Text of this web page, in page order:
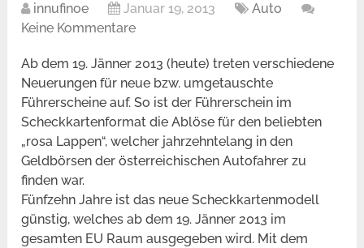
innufinoe Januar 19, 2013
Auto
Keine Kommentare
Ab dem 19. Jänner 2013 (heute) treten verschiedene
Neuerungen für neue bzw. umgetauschte
Führerscheine auf. So ist der Führerschein im
Scheckkartenformat die Ablöse für den beliebten
„rosa Lappen“, welcher jahrzehntelang in den
Geldbörsen der österreichischen Autofahrer zu
finden war.
Fünfzehn Jahre ist das neue Scheckkartenmodell
günstig, welches ab dem 19. Jänner 2013 im
gesamten EU Raum ausgegeben wird. Mit dem